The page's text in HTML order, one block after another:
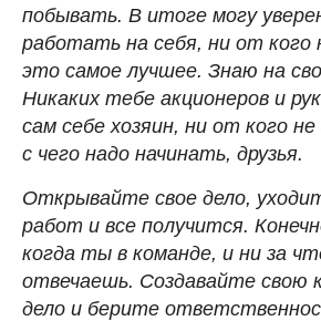
побывать. В итоге могу
работать на себя, ни от кого
это самое лучшее. Знаю на
Никаких тебе акционеров и
сам себе хозяин, ни от кого
с чего надо начинать, друзья.
Открывайте свое дело,
работ и все получится.
когда ты в команде, и ни за
отвечаешь. Создавайте свою
дело и берите